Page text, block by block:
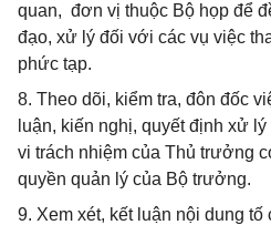
quan, đơn vị thuộc Bộ họp để
đạo, xử lý đối với các vụ việc
phức tạp.
8. Theo dõi, kiểm tra, đôn đốc
luận, kiến nghị, quyết định xử
vi trách nhiệm của Thủ trưởng
quyền quản lý của Bộ trưởng.
9. Xem xét, kết luận nội dung